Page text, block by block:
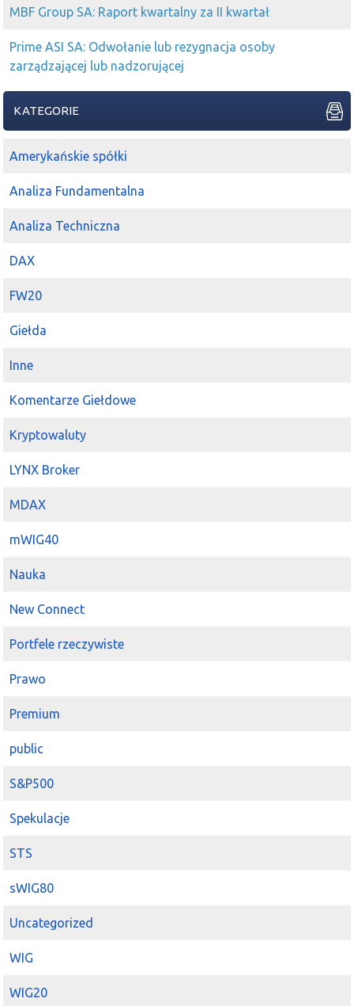
MBF Group SA: Raport kwartalny za II kwartał
Prime ASI SA: Odwołanie lub rezygnacja osoby
zarządzającej lub nadzorującej
KATEGORIE
Amerykańskie spółki
Analiza Fundamentalna
Analiza Techniczna
DAX
FW20
Giełda
Inne
Komentarze Giełdowe
Kryptowaluty
LYNX Broker
MDAX
mWIG40
Nauka
New Connect
Portfele rzeczywiste
Prawo
Premium
public
S&P500
Spekulacje
STS
sWIG80
Uncategorized
WIG
WIG20